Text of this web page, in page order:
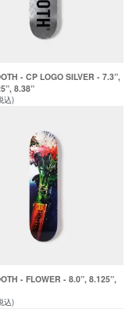
- CP LOGO SILVER - 7.3”,
8.38”
込)
- FLOWER - 8.0”, 8.125”,
込)